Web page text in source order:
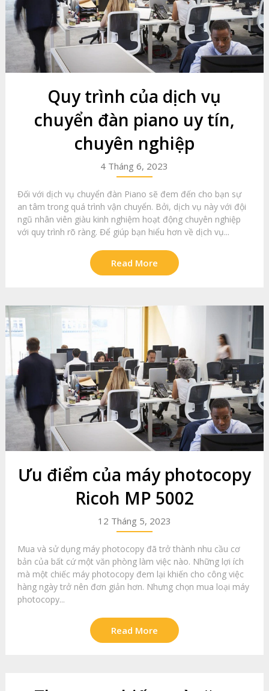
Quy trình của dịch vụ
chuyển đàn piano uy tín,
chuyên nghiệp
4 Tháng 6, 2023
Đối với dịch vụ chuyển đàn Piano sẽ đem đến cho bạn sự
an tâm trong quá trình vận chuyển. Bởi, dịch vụ này với đội
ngũ nhân viên giàu kinh nghiệm hoạt động chuyên nghiệp
với quy trình rõ ràng. Để giúp bạn hiểu hơn về dịch vụ...
Read More
Ưu điểm của máy photocopy
Ricoh MP 5002
12 Tháng 5, 2023
Mua và sử dụng máy photocopy đã trở thành nhu cầu cơ
bản của bất cứ một văn phòng làm việc nào. Những lợi ích
mà một chiếc máy photocopy đem lại khiến cho công việc
hàng ngày trở nên đơn giản hơn. Nhưng chọn mua loại máy
photocopy...
Read More